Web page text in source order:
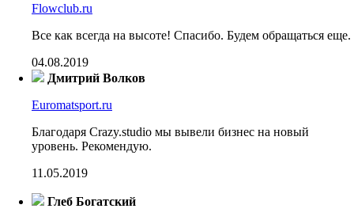
Flowclub.ru
Все как всегда на высоте! Спасибо. Будем обращаться еще.
04.08.2019
Дмитрий Волков
Euromatsport.ru
Благодаря Crazy.studio мы вывели бизнес на новый
уровень. Рекомендую.
11.05.2019
Глеб Богатский